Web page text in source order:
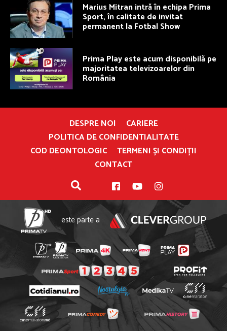
Marius Mitran intră în echipa Prima
Sport, în calitate de invitat
permanent la Fotbal Show
Prima Play este acum disponibilă pe
majoritatea televizoarelor din
România
DESPRE NOI
CARIERE
POLITICA DE CONFIDENTIALITATE
COD DEONTOLOGIC
TERMENI ȘI CONDIȚII
CONTACT
este parte a